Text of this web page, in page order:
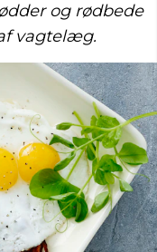
og rødbede
vagtelæg.